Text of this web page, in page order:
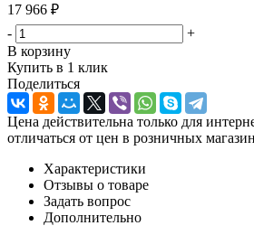
17 966 ₽
-
+
В корзину
Купить в 1 клик
Поделиться
Цена действительна только для
отличаться от цен в розничных
Характеристики
Отзывы о товаре
Задать вопрос
Дополнительно